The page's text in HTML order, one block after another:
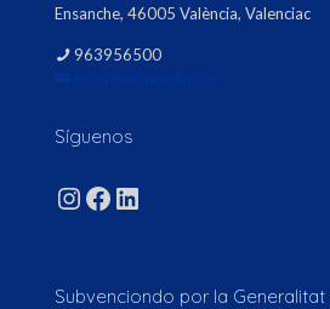
Ensanche, 46005 València, Valenciac
963956500
prodein@prodein.es
Síguenos
Instagram
Facebook
LinkedIn
Subvenciondo por la Generalitat